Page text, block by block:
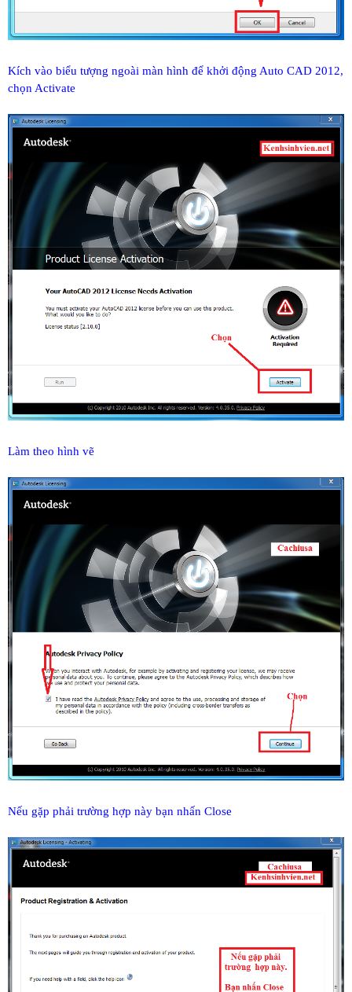
Kích vào biểu tượng ngoài màn hình để khởi động Auto CAD 2012,
chọn Activate
Làm theo hình vẽ
Nếu gặp phải trường hợp này bạn nhấn Close